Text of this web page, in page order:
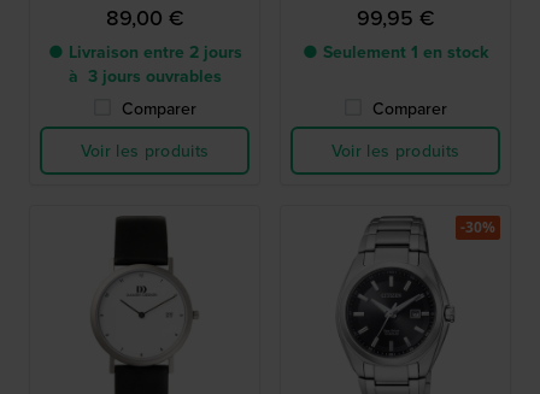
89,00 €
● Livraison entre 2 jours
à 3 jours ouvrables
Comparer
Voir les produits
99,95 €
● Seulement 1 en stock
Comparer
Voir les produits
-30%